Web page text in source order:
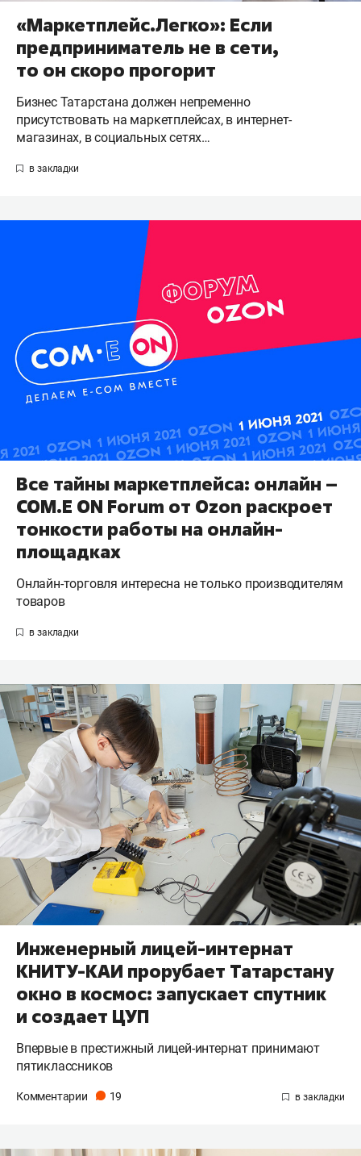
«Маркетплейс.Легко»: Если
предприниматель не в сети,
то он скоро прогорит
Бизнес Татарстана должен непременно
присутствовать на маркетплейсах, в интернет-
магазинах, в социальных сетях…
Все тайны маркетплейса: онлайн –
COM.E ON Forum от Ozon раскроет
тонкости работы на онлайн-
площадках
Онлайн-торговля интересна не только производителям
товаров
Инженерный лицей-интернат
КНИТУ-КАИ прорубает Татарстану
окно в космос: запускает спутник
и создает ЦУП
Впервые в престижный лицей-интернат принимают
пятиклассников
Комментарии 19